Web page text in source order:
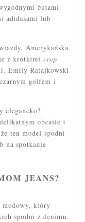
butami
adidasami lub
Amerykańska
z krótkimi crop
Emily Ratajkowski
golfem i
elegancko?
obcasie i
ten model spodni
na spotkanie
JEANS?
modowy, który
spodni z denimu.